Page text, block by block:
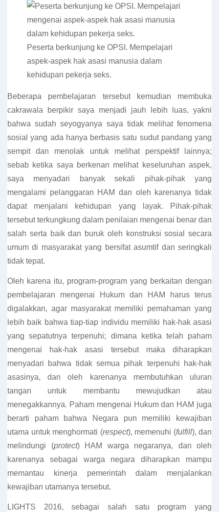
Peserta berkunjung ke OPSI. Mempelajari
aspek-aspek hak asasi manusia dalam
kehidupan pekerja seks.
Beberapa pembelajaran tersebut kemudian membuka
cakrawala berpikir saya menjadi jauh lebih luas, yakni
bahwa sudah seyogyanya saya tidak melihat fenomena
sosial yang ada hanya berbasis satu sudut pandang yang
sempit dan menolak untuk melihat perspektif lainnya;
sebab ketika saya berkenan melihat keseluruhan aspek,
saya menyadari banyak sekali pihak-pihak yang
mengalami pelanggaran HAM dan oleh karenanya tidak
dapat menjalani kehidupan yang layak. Pihak-pihak
tersebut terkungkung dalam penilaian mengenai benar dan
salah serta baik dan buruk oleh konstruksi sosial secara
umum di masyarakat yang bersifat asumtif dan seringkali
tidak tepat.
Oleh karena itu, program-program yang berkaitan dengan
pembelajaran mengenai Hukum dan HAM harus terus
digalakkan, agar masyarakat memiliki pemahaman yang
lebih baik bahwa tiap-tiap individu memiliki hak-hak asasi
yang sepatutnya terpenuhi; dimana ketika telah paham
mengenai hak-hak asasi tersebut maka diharapkan
menyadari bahwa tidak semua pihak terpenuhi hak-hak
asasinya, dan oleh karenanya membutuhkan uluran
tangan untuk membantu mewujudkan atau
menegakkannya. Paham mengenai Hukum dan HAM juga
berarti paham bahwa Negara pun memiliki kewajiban
utama untuk menghormati (respect), memenuhi (fulfill), dan
melindungi (protect) HAM warga negaranya, dan oleh
karenanya sebagai warga negara diharapkan mampu
memantau kinerja pemerintah dalam menjalankan
kewajiban utamanya tersebut.
LIGHTS 2016, sebagai salah satu program yang